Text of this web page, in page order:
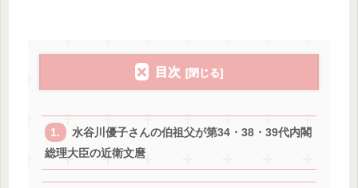
目次
水谷川優子さんの伯祖父が第34・38・39代内閣
総理大臣の近衛文麿